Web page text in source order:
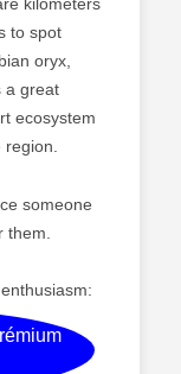
to spot
oryx,
a great
ecosystem
someone